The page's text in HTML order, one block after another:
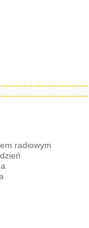
radiowym